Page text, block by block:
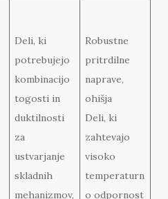
Deli, ki
potrebujejo
kombinacijo
togosti in
duktilnosti
za
ustvarjanje
skladnih
mehanizmov,
Robustne
pritrdilne
naprave,
ohišja
Deli, ki
zahtevajo
visoko
temperaturn
o odpornost